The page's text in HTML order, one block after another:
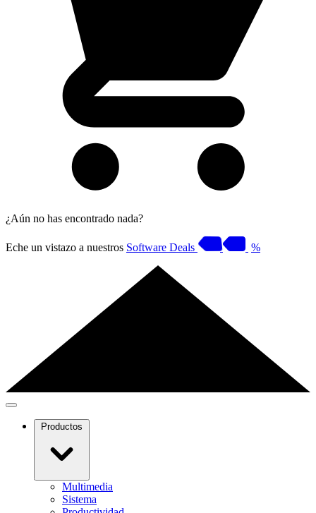
¿Aún no has encontrado nada?
Eche un vistazo a nuestros Software Deals %
Productos
Multimedia
Sistema